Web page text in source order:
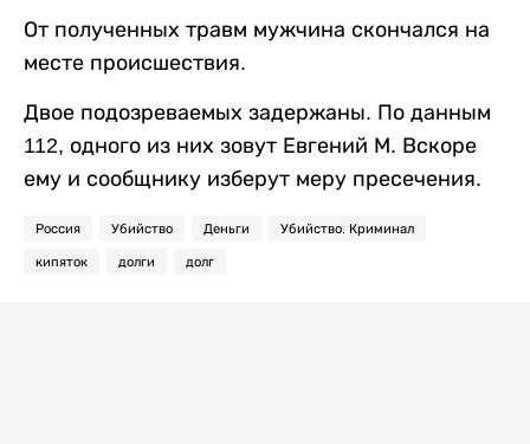
От полученных травм мужчина скончался на
месте происшествия.
Двое подозреваемых задержаны. По данным
112, одного из них зовут Евгений М. Вскоре
ему и сообщнику изберут меру пресечения.
Россия Убийство Деньги Убийство. Криминал
кипяток долги долг